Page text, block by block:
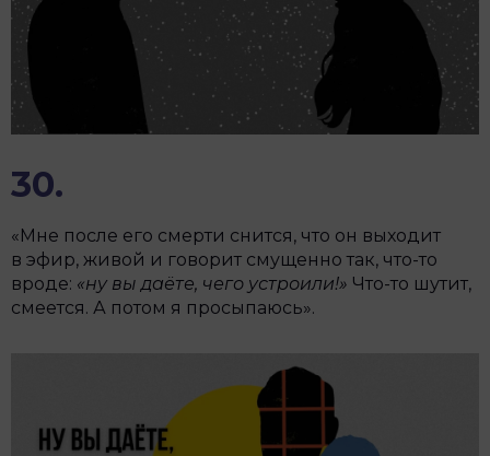
30.
«Мне после его смерти снится, что он выходит
в эфир, живой и говорит смущенно так, что-то
вроде: «ну вы даёте, чего устроили!» Что-то шутит,
смеется. А потом я просыпаюсь».